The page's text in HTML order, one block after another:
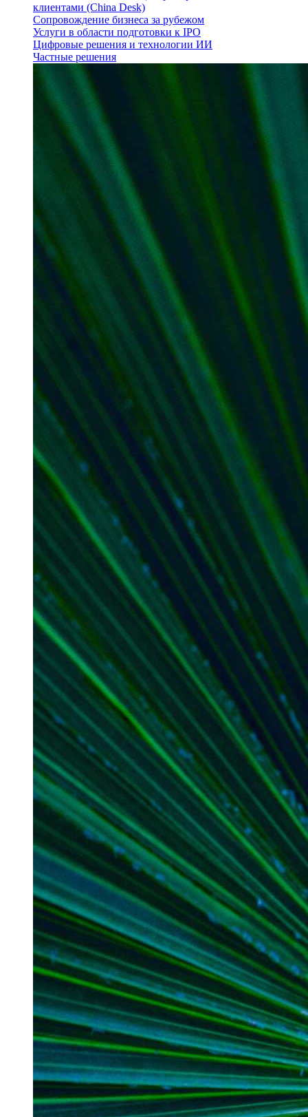
клиентами (China Desk)
Сопровождение бизнеса за рубежом
Услуги в области подготовки к IPO
Цифровые решения и технологии ИИ
Частные решения